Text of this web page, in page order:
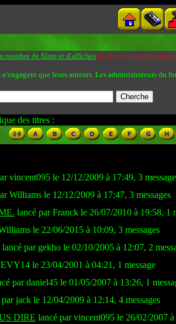
nombre de films et d'affiches ne peuvent pas
que leurs auteurs. Les administrateurs du
des titres :
vincent095 le 12/12/2009 à 17:49, 3
Williams le 12/12/2009 à 17:47, 3 messages
lancé par Franck le 26/07/2010 à 19:58, 1
le 22/06/2015 à 10:09, 3 messages
lancé par gekho le 02/10/2005 à 12:07, 2
le 23/04/2001 à 04:21, 1 message
par daniel45 le 01/05/2007 à 13:26, 1
jack le 12/04/2009 à 12:14, 4 messages
DIRE lancé par vincent095 le 26/02/2007 à